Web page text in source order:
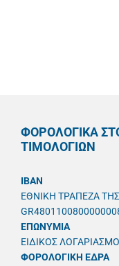
ΦΟΡΟΛΟΓΙΚΑ
ΤΙΜΟΛΟΓΙΩΝ
IBAN
ΕΘΝΙΚΗ ΤΡΑΠΕΖΑ
ΕΠΩΝΥΜΙΑ
ΕΙΔΙΚΟΣ
ΦΟΡΟΛΟΓΙΚΗ ΕΔΡΑ